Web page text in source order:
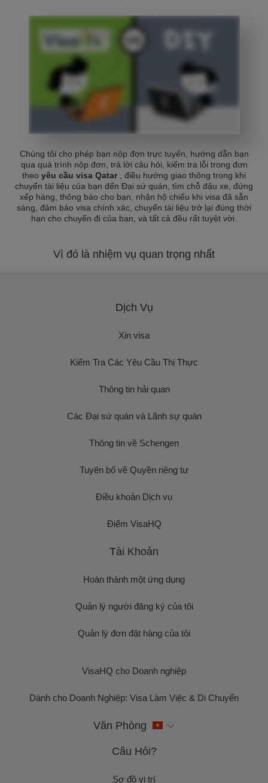
Chúng tôi cho phép bạn nộp đơn trực tuyến, hướng dẫn bạn
qua quá trình nộp đơn, trả lời câu hỏi, kiểm tra lỗi trong đơn
theo yêu cầu visa Qatar
, điều hướng giao thông trong khi
chuyển tài liệu của bạn đến Đại sứ quán, tìm chỗ đậu xe, đứng
xếp hàng, thông báo cho bạn, nhận hộ chiếu khi visa đã sẵn
sàng, đảm bảo visa chính xác, chuyển tài liệu trở lại đúng thời
hạn cho chuyến đi của bạn, và tất cả đều rất tuyệt vời.
Vì đó là nhiệm vụ quan trọng nhất
Dịch Vụ
Xin visa
Kiểm Tra Các Yêu Cầu Thị Thực
Thông tin hải quan
Các Đại sứ quán và Lãnh sự quán
Thông tin về Schengen
Tuyên bố về Quyền riêng tư
Điều khoản Dịch vụ
Điểm VisaHQ
Tài Khoản
Hoàn thành một ứng dụng
Quản lý người đăng ký của tôi
Quản lý đơn đặt hàng của tôi
VisaHQ cho Doanh nghiệp
Dành cho Doanh Nghiệp: Visa Làm Việc & Di Chuyển
Văn Phòng
Câu Hỏi?
Sơ đồ vị trí